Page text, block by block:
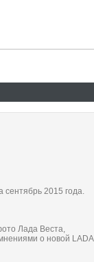
2015 года.
Лада Веста,
о новой LADA